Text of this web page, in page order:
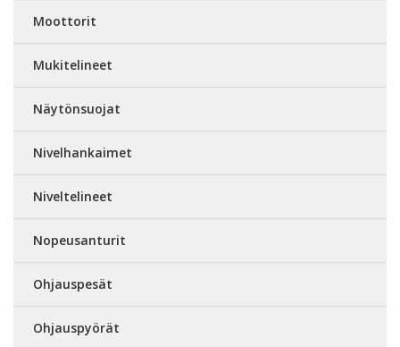
Moottorit
Mukitelineet
Näytönsuojat
Nivelhankaimet
Niveltelineet
Nopeusanturit
Ohjauspesät
Ohjauspyörät